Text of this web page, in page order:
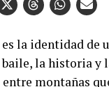
la identidad de
la historia y
montañas